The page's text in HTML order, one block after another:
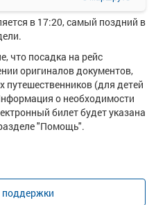
в 17:20, самый поздний в
что посадка на рейс
оригиналов документов,
путешественников (для детей
о необходимости
билет будет указана
"Помощь".